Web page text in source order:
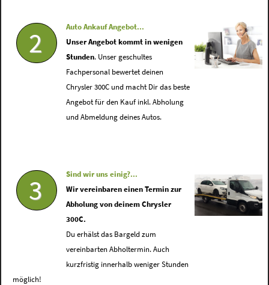
2
Auto Ankauf Angebot...
Unser Angebot kommt in wenigen
Stunden. Unser geschultes
Fachpersonal bewertet deinen
Chrysler 300C und macht Dir das beste
Angebot für den Kauf inkl. Abholung
und Abmeldung deines Autos.
3
Sind wir uns einig?...
Wir vereinbaren einen Termin zur
Abholung von deinem Chrysler
300C.
Du erhälst das Bargeld zum
vereinbarten Abholtermin. Auch
kurzfristig innerhalb weniger Stunden
möglich!